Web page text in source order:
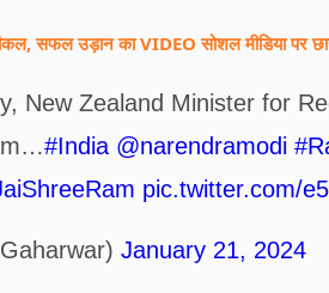
सफल उड़ान का VIDEO सोशल मीडिया पर
New Zealand Minister for
#India @narendramodi
pic.twitter.com/
January 21, 2024